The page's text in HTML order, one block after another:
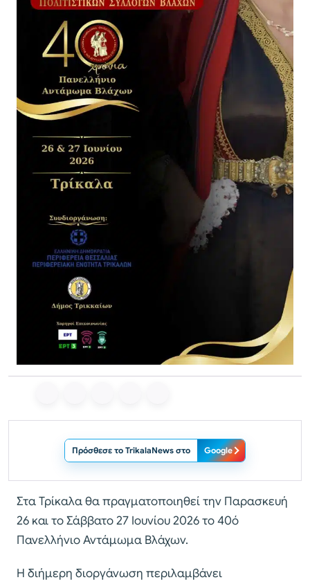
Πρόσθεσε το TrikalaNews στο Google
Στα Τρίκαλα θα πραγματοποιηθεί την Παρασκευή
26 και το Σάββατο 27 Ιουνίου 2026 το 40ό
Πανελλήνιο Αντάμωμα Βλάχων.
Η διήμερη διοργάνωση περιλαμβάνει